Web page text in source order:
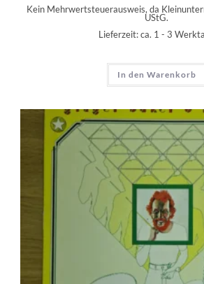
Kein Mehrwertsteuerausweis, da
UStG.
Lieferzeit: ca. 1 - 3
In den Warenkorb